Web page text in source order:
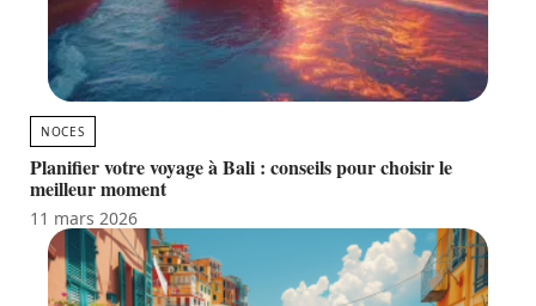
NOCES
Planifier votre voyage à Bali : conseils pour choisir le
meilleur moment
11 mars 2026